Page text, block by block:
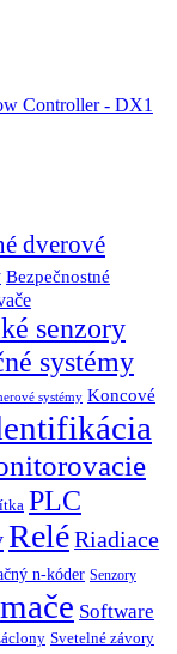
Controller - DX1
dverové
Bezpečnostné
senzory
systémy
systémy Koncové
PLC
ReléRiadiace
n-kóder Senzory
Software
Svetelné závory